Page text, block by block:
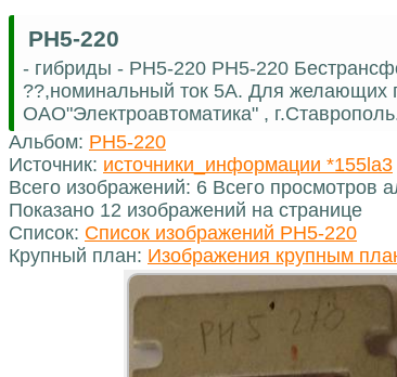
РН5-220
- гибриды - РН5-220 РН5-220
??,номинальный ток 5А. Для желающих
ОАО"Электроавтоматика" ,
Альбом: РН5-220
Источник: источники_информации *155la3
Всего изображений: 6 Всего просмотров
Показано 12 изображений на странице
Список: Список изображений РН5-220
Крупный план: Изображения крупным